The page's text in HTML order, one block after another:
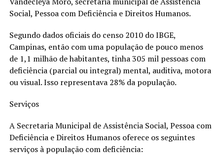
Social, Pessoa com Deficiência e Direitos Humanos.
Segundo dados oficiais do censo 2010 do IBGE,
Campinas, então com uma população de pouco menos
de 1,1 milhão de habitantes, tinha 305 mil pessoas com
deficiência (parcial ou integral) mental, auditiva, motora
ou visual. Isso representava 28% da população.
Serviços
A Secretaria Municipal de Assistência Social, Pessoa com
Deficiência e Direitos Humanos oferece os seguintes
serviços à população com deficiência: